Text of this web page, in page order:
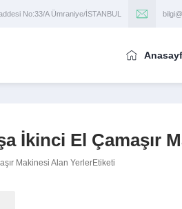
No:33/A Ümraniye/İSTANBUL
İkinci El Çamaşır
Makinesi Alan YerlerEtiketi